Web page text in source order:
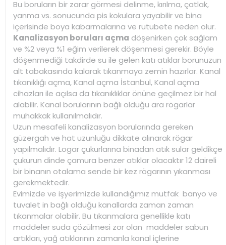
Bu boruların bir zarar görmesi delinme, kırılma, çatlak,
yanma vs. sonucunda pis kokulara yayabilir ve bina
içerisinde boya kabarmalarına ve rutubete neden olur.
Kanalizasyon boruları açma döşenirken çok sağlam
ve %2 veya %1 eğim verilerek döşenmesi gerekir. Böyle
döşenmediği takdirde su ile gelen katı atıklar borunuzun
alt tabakasında kalarak tıkanmaya zemin hazırlar. Kanal
tıkanıklığı açma, Kanal açma İstanbul, Kanal açma
cihazları ile açılsa da tıkanıklıklar önüne geçilmez bir hal
alabilir. Kanal borularının bağlı olduğu ara rögarlar
muhakkak kullanılmalıdır.
Uzun mesafeli kanalizasyon borularında gereken
güzergah ve hat uzunluğu dikkate alınarak rögar
yapılmalıdır. Logar çukurlarına binadan atık sular geldikçe
çukurun dinde çamura benzer atıklar olacaktır 12 daireli
bir binanın otalama sende bir kez rögarının yıkanması
gerekmektedir.
Evimizde ve işyerimizde kullandığımız mutfak banyo ve
tuvalet in bağlı olduğu kanallarda zaman zaman
tıkanmalar olabilir. Bu tıkanmalara genellikle katı
maddeler suda çözülmesi zor olan maddeler sabun
artıkları, yağ atıklarının zamanla kanal içlerine